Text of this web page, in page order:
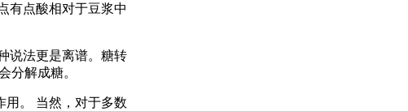
有点酸相对于豆浆中
说法更是离谱。糖转
分解成糖。
。 当然，对于多数